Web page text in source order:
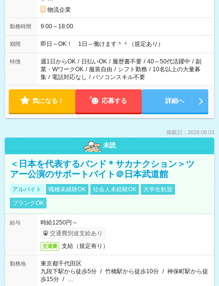
物流企業
勤務時間 9:00～18:00
期間 即日～OK！ 1日～働けます＾＾（規定あり）
特徴 週1日からOK / 日払いOK / 履歴書不要 / 40～50代活躍中 / 副
業・WワークOK / 服装自由 / シフト勤務 / 10名以上の大量募
集 / 電話対応なし / パソコンスキル不要
気になる！ 応募する 詳細へ
掲載日：2026.08.03
未読
＜日本を代表するバンド＊サカナクション＞ツ
アー公演のサポートバイト＠日本武道館
アルバイト 職種未経験OK 社会人未経験OK
大学生歓迎
ブランクOK
給与
時給1250円～
交通費別途支給あり
交通費 支給（規定有り）
勤務地
東京都千代田区
九段下駅から徒歩5分 / 竹橋駅から徒歩10分 / 神保町駅から徒
歩15分 / …